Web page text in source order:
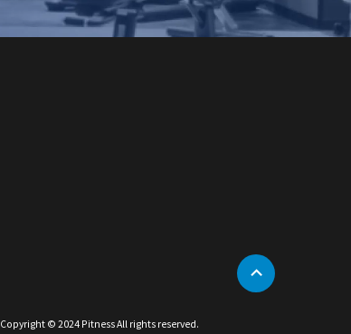
Copyright © 2024 Pitness All rights reserved.